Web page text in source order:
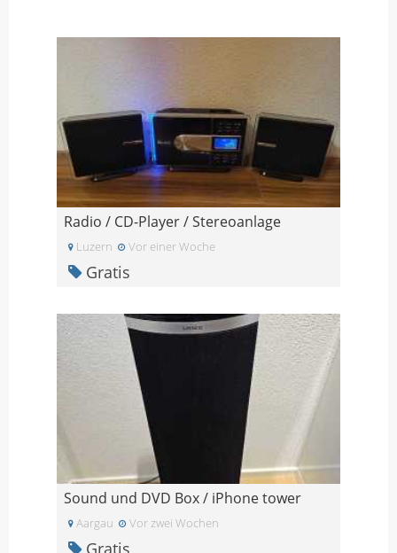
Radio / CD-Player / Stereoanlage
Luzern Vor einer Woche
Gratis
Sound und DVD Box / iPhone tower
Aargau Vor zwei Wochen
Gratis